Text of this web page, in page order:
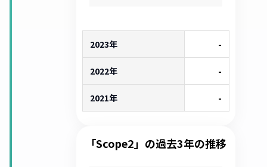
2023年 -
2022年 -
2021年 -
「Scope2」の過去3年の推移